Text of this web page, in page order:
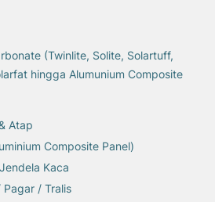
(Twinlite, Solite, Solartuff,
hingga Alumunium Composite
Atap
Composite Panel)
Kaca
Pagar / Tralis